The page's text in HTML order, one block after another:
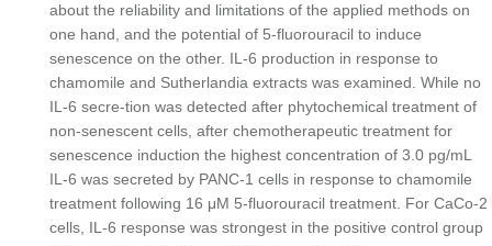
about the reliability and limitations of the applied methods on
one hand, and the potential of 5-fluorouracil to induce
senescence on the other. IL-6 production in response to
chamomile and Sutherlandia extracts was examined. While no
IL-6 secre-tion was detected after phytochemical treatment of
non-senescent cells, after chemotherapeutic treatment for
senescence induction the highest concentration of 3.0 pg/mL
IL-6 was secreted by PANC-1 cells in response to chamomile
treatment following 16 μM 5-fluorouracil treatment. For CaCo-2
cells, IL-6 response was strongest in the positive control group